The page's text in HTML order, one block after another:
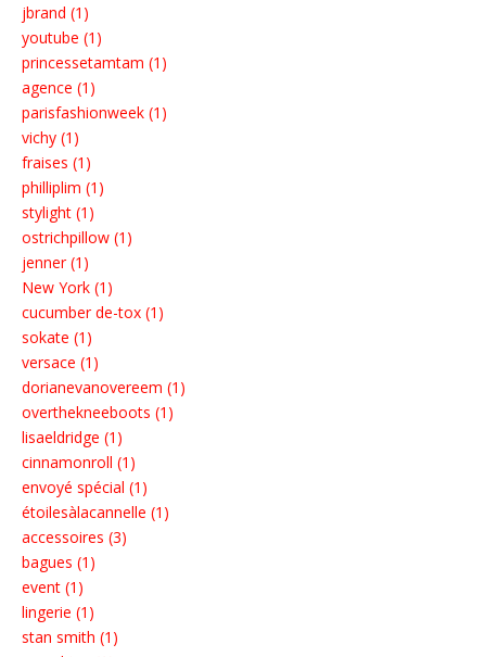
jbrand (1)
youtube (1)
princessetamtam (1)
agence (1)
parisfashionweek (1)
vichy (1)
fraises (1)
philliplim (1)
stylight (1)
ostrichpillow (1)
jenner (1)
New York (1)
cucumber de-tox (1)
sokate (1)
versace (1)
dorianevanovereem (1)
overthekneeboots (1)
lisaeldridge (1)
cinnamonroll (1)
envoyé spécial (1)
étoilesàlacannelle (1)
accessoires (3)
bagues (1)
event (1)
lingerie (1)
stan smith (1)